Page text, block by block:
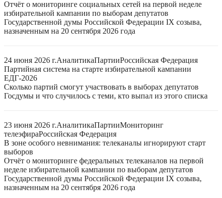
Отчёт о мониторинге социальных сетей на первой неделе
избирательной кампании по выборам депутатов
Государственной думы Российской Федерации IX созыва,
назначенным на 20 сентября 2026 года
24 июня 2026 г.АналитикаПартииРоссийская Федерация
Партийная система на старте избирательной кампании
ЕДГ-2026
Сколько партий смогут участвовать в выборах депутатов
Госдумы и что случилось с теми, кто выпал из этого списка
23 июня 2026 г.АналитикаПартииМониторинг
телеэфираРоссийская Федерация
В зоне особого невнимания: телеканалы игнорируют старт
выборов
Отчёт о мониторинге федеральных телеканалов на первой
неделе избирательной кампании по выборам депутатов
Государственной думы Российской Федерации IX созыва,
назначенным на 20 сентября 2026 года